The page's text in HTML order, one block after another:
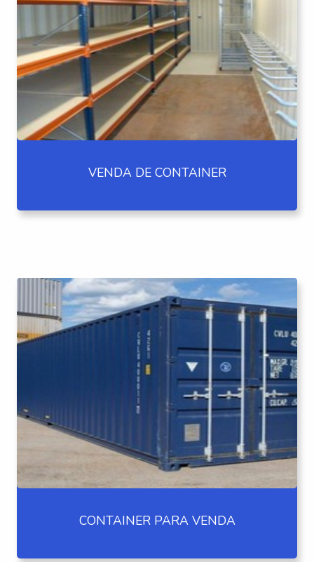
VENDA DE CONTAINER
CONTAINER PARA VENDA